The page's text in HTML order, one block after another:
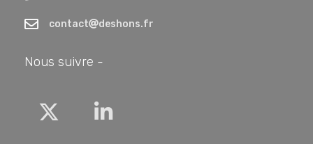
contact deshons.fr
Nous suivre -